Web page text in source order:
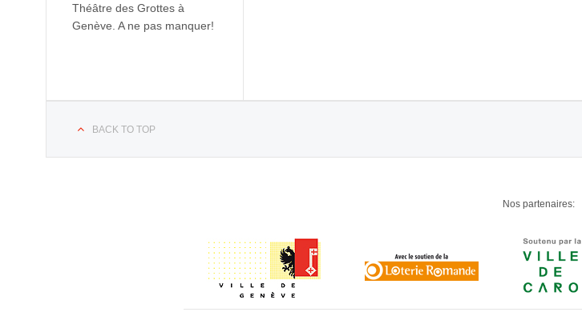
Théâtre des Grottes à
Genève. A ne pas manquer!
BACK TO TOP
Nos partenaires: